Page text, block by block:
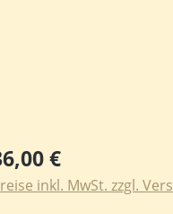
Preis:
€
inkl. MwSt. zzgl.